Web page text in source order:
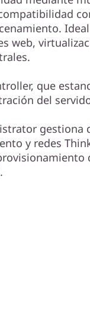
web,
que
del
gestiona
y redes